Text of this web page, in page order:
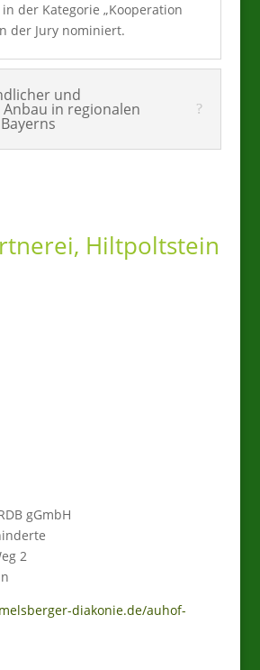
in der Kategorie „Kooperation
der Jury nominiert.
und
in regionalen
Hiltpoltstein
gGmbH
2
diakonie.de/auhof-